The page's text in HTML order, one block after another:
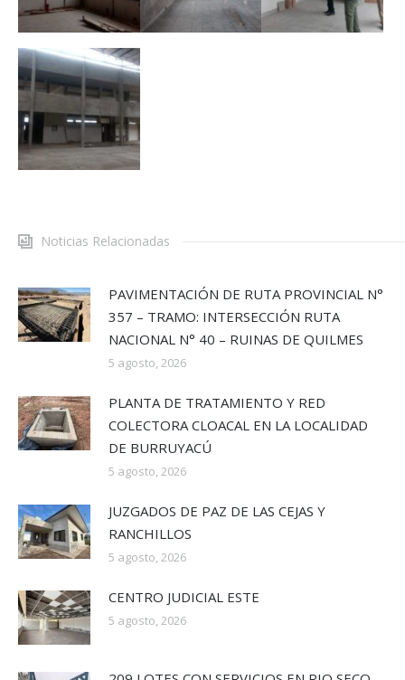
Noticias Relacionadas
PAVIMENTACIÓN DE RUTA PROVINCIAL N°
357 – TRAMO: INTERSECCIÓN RUTA
NACIONAL N° 40 – RUINAS DE QUILMES
5 agosto, 2026
PLANTA DE TRATAMIENTO Y RED
COLECTORA CLOACAL EN LA LOCALIDAD
DE BURRUYACÚ
5 agosto, 2026
JUZGADOS DE PAZ DE LAS CEJAS Y
RANCHILLOS
5 agosto, 2026
CENTRO JUDICIAL ESTE
5 agosto, 2026